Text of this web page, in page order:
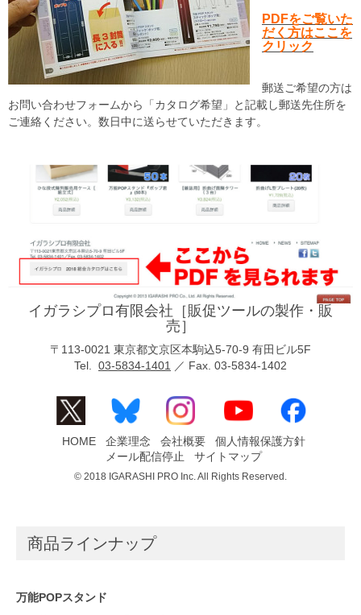
PDFをご覧いた
だく方はここを
クリック
郵送ご希望の方は
お問い合わせフォームから「カタログ希望」と記載し郵送先住所を
ご連絡ください。数日中に送らせていただきます。
イガラシプロ有限会社［販促ツールの製作・販
売］
〒113-0021 東京都文京区本駒込5-70-9 有田ビル5F
Tel. 03-5834-1401 ／ Fax. 03-5834-1402
HOME 企業理念 会社概要
個人情報保護方針
メール配信停止
サイトマップ
© 2018 IGARASHI PRO Inc. All Rights Reserved.
商品ラインナップ
万能POPスタンド